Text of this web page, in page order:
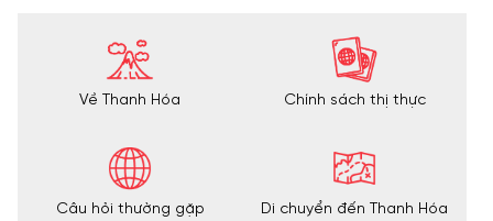
Về Thanh Hóa Chính sách thị thực
Câu hỏi thường gặp Di chuyển đến Thanh Hóa